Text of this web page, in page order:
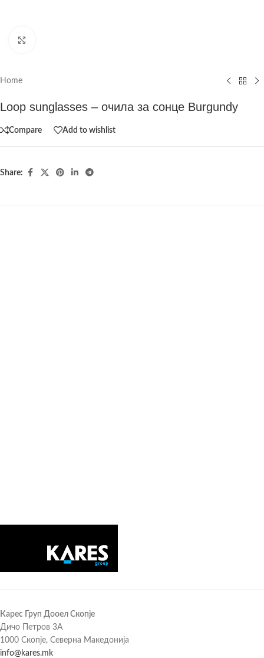
Home
Loop sunglasses – очила за сонце Burgundy
Compare Add to wishlist
Share:
Карес Груп Дооел Скопје
Дичо Петров 3А
1000 Скопје, Северна Македонија
info@kares.mk